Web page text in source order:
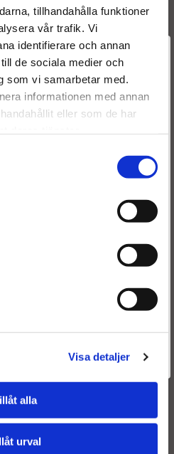
tillhandahålla funktioner
vår trafik. Vi
identifierare och annan
de sociala medier och
som vi samarbetar med.
informationen med annan
eller som de har
Visa detaljer
alla
urval
2-5 arbetsdagar.
till
på vår hemsida ber vi dig
du tillhör
här för att komma till dina sidor.
att handla utan att logga in.